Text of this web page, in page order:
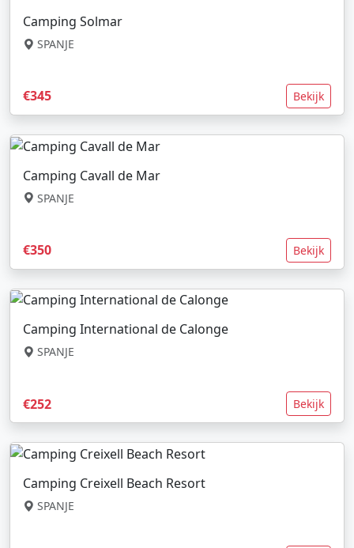
Camping Solmar
SPANJE
€345 Bekijk
Camping Cavall de Mar
SPANJE
€350 Bekijk
Camping International de Calonge
SPANJE
€252 Bekijk
Camping Creixell Beach Resort
SPANJE